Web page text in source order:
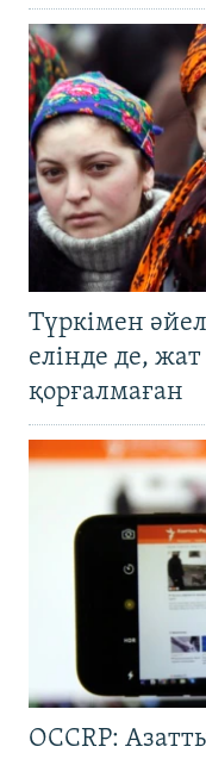
Түркімен
елінде де,
қорғалмаған
OCCRP: